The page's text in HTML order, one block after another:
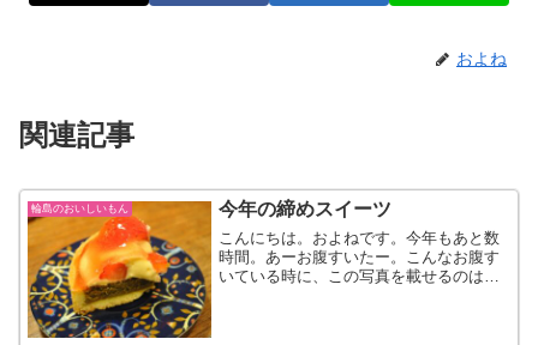
およね
関連記事
輪島のおいしいもん 今年の締めスイーツ
こんにちは。およねです。今年もあと数
時間。あーお腹すいたー。こんなお腹す
いている時に、この写真を載せるのは非